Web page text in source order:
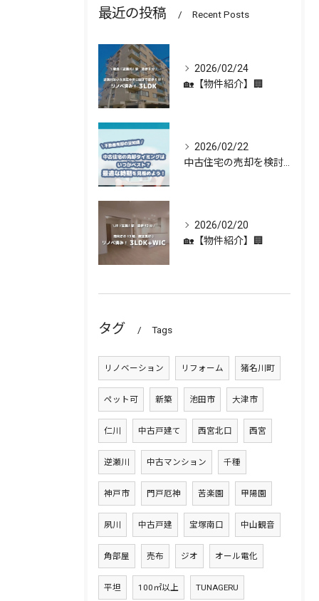
最近の投稿 Recent Posts
2026/02/24
🏡【物件紹介】🏢
2026/02/22
2026/02/20
🏡【物件紹介】🏢
タグ Tags
リノベーション リフォーム 猪名川町
ペット可 新築 池田市 大津市
仁川 中古戸建て 西宮北口 西宮
逆瀬川 中古マンション 千種
神戸市 門戸厄神 苦楽園 甲陽園
夙川 中古戸建 宝塚南口 中山観音
角部屋 売布 ジオ オール電化
平坦 100㎡以上 TUNAGERU